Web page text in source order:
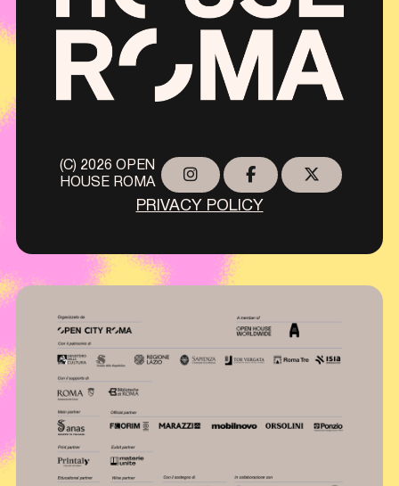
(C) 2026 OPEN
HOUSE ROMA
PRIVACY POLICY